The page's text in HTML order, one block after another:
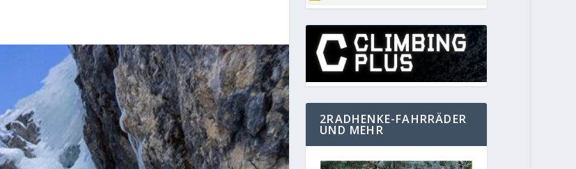
2RADHENKE-FAHRRÄDER
UND MEHR